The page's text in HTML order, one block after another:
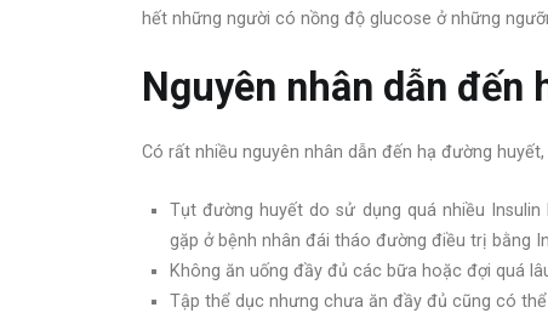
hết những người có nồng độ glucose ở những
Nguyên nhân dẫn đến
Có rất nhiều nguyên nhân dẫn đến hạ đường
Tụt đường huyết do sử dụng quá nhiều
gặp ở bệnh nhân đái tháo đường điều trị bằng
Không ăn uống đầy đủ các bữa hoặc đợi quá
Tập thể dục nhưng chưa ăn đầy đủ cũng có